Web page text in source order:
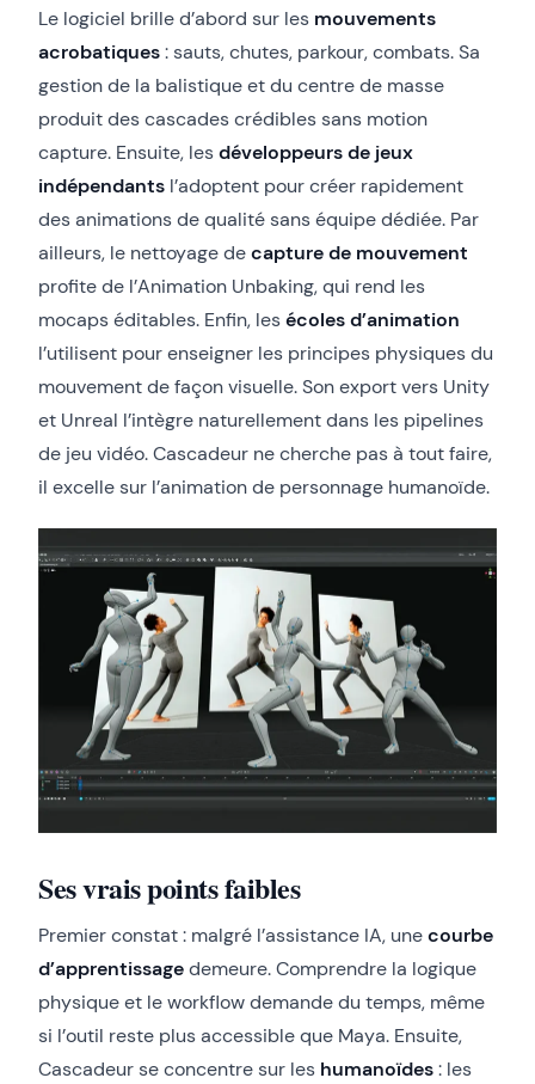
Le logiciel brille d’abord sur les mouvements
acrobatiques: sauts, chutes, parkour, combats. Sa
gestion de la balistique et du centre de masse
produit des cascades crédibles sans motion
capture. Ensuite, lesdéveloppeurs de jeux
indépendants l’adoptent pour créer rapidement
des animations de qualité sans équipe dédiée. Par
ailleurs, le nettoyage decapture de mouvement
profite de l’Animation Unbaking, qui rend les
mocaps éditables. Enfin, lesécoles d’animation
l’utilisent pour enseigner les principes physiques du
mouvement de façon visuelle. Son export vers Unity
et Unreal l’intègre naturellement dans les pipelines
de jeu vidéo. Cascadeur ne cherche pas à tout faire,
il excelle sur l’animation de personnage humanoïde.
Ses vrais points faibles
Premier constat : malgré l’assistance IA, unecourbe
d’apprentissagedemeure. Comprendre la logique
physique et le workflow demande du temps, même
si l’outil reste plus accessible que Maya. Ensuite,
Cascadeur se concentre sur les humanoïdes: les